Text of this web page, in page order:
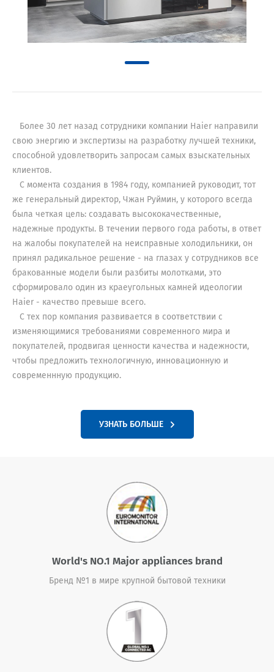
Более 30 лет назад сотрудники компании Haier направили
свою энергию и экспертизы на разработку лучшей техники,
способной удовлетворить запросам самых взыскательных
клиентов.
С момента создания в 1984 году, компанией руководит, тот
же генеральный директор, Чжан Руймин, у которого всегда
была четкая цель: создавать высококачественные,
надежные продукты. В течении первого года работы, в ответ
на жалобы покупателей на неисправные холодильники, он
принял радикальное решение - на глазах у сотрудников все
бракованные модели были разбиты молотками, это
сформировало один из краеугольных камней идеологии
Haier - качество превыше всего.
С тех пор компания развивается в соответствии с
изменяющимися требованиями современного мира и
покупателей, продвигая ценности качества и надежности,
чтобы предложить технологичную, инновационную и
современнную продукцию.
УЗНАТЬ БОЛЬШЕ
World's NO.1 Major appliances brand
Бренд №1 в мире крупной бытовой техники